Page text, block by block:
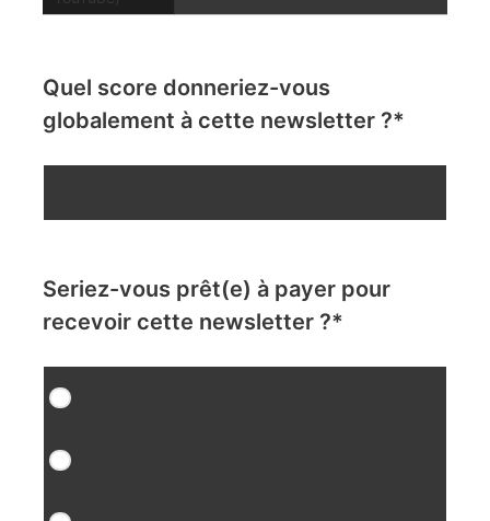
Quel score donneriez-vous
globalement à cette newsletter ?*
Seriez-vous prêt(e) à payer pour
recevoir cette newsletter ?*